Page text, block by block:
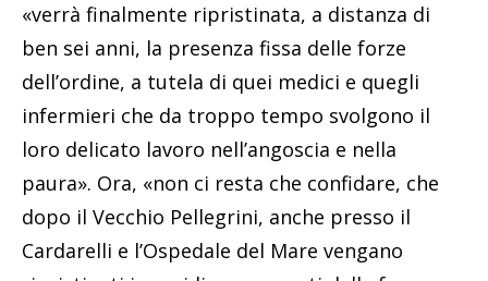
«verrà finalmente ripristinata, a distanza di
ben sei anni, la presenza fissa delle forze
dell’ordine, a tutela di quei medici e quegli
infermieri che da troppo tempo svolgono il
loro delicato lavoro nell’angoscia e nella
paura». Ora, «non ci resta che confidare, che
dopo il Vecchio Pellegrini, anche presso il
Cardarelli e l’Ospedale del Mare vengano